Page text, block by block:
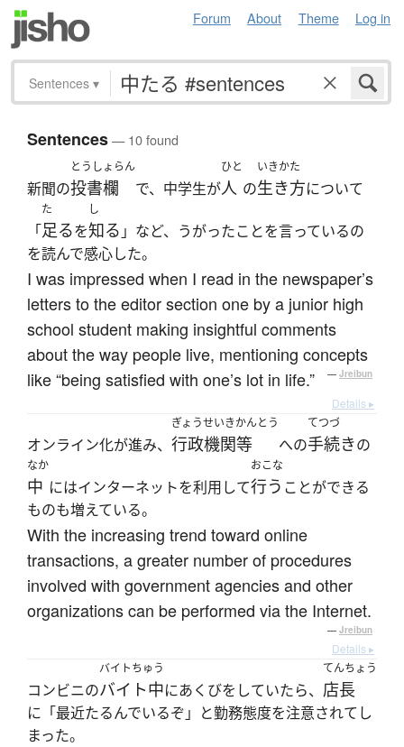
Forum About Theme Log in
Sentences ▾
Sentences— 10 found
新聞の
とうしょらん
投書欄 で、中学生が
ひと
人 の
いきかた
生き方について
「
た
足るを
し
知る 」など、うがったことを言っているの
を読んで感心した。
I was impressed when I read in the newspaper’s
letters to the editor section one by a junior high
school student making insightful comments
about the way people live, mentioning concepts
like “being satisfied with one’s lot in life.”
— Jreibun
Details ▸
オンライン化が進み、
ぎょうせいきかんとう
行政機関等 への
てつづ
手続きの
なか
中 にはインターネットを利用して
おこな
行う ことができる
ものも増えている。
With the increasing trend toward online
transactions, a greater number of procedures
involved with government agencies and other
organizations can be performed via the Internet.
— Jreibun
Details ▸
コンビニの
バイトちゅう
バイト中にあくびをしていたら、
てんちょう
店長
に「最近たるんでいるぞ」と勤務態度を注意されてし
まった。